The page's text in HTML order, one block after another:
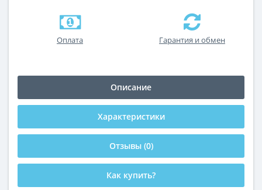
Оплата Гарантия и обмен
Описание
Характеристики
Отзывы (0)
Как купить?